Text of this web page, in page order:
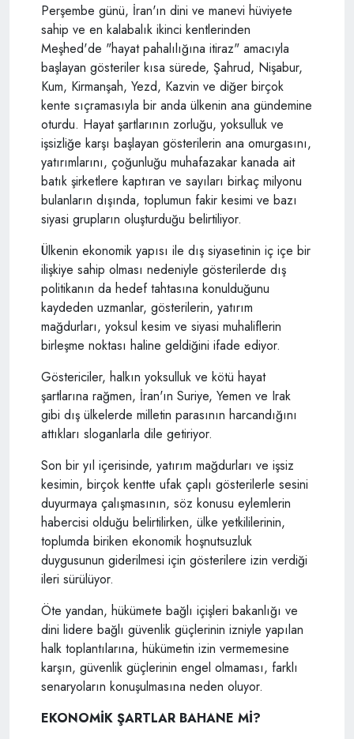
Perşembe günü, İran'ın dini ve manevi hüviyete
sahip ve en kalabalık ikinci kentlerinden
Meşhed'de "hayat pahalılığına itiraz" amacıyla
başlayan gösteriler kısa sürede, Şahrud, Nişabur,
Kum, Kirmanşah, Yezd, Kazvin ve diğer birçok
kente sıçramasıyla bir anda ülkenin ana gündemine
oturdu. Hayat şartlarının zorluğu, yoksulluk ve
işsizliğe karşı başlayan gösterilerin ana omurgasını,
yatırımlarını, çoğunluğu muhafazakar kanada ait
batık şirketlere kaptıran ve sayıları birkaç milyonu
bulanların dışında, toplumun fakir kesimi ve bazı
siyasi grupların oluşturduğu belirtiliyor.
Ülkenin ekonomik yapısı ile dış siyasetinin iç içe bir
ilişkiye sahip olması nedeniyle gösterilerde dış
politikanın da hedef tahtasına konulduğunu
kaydeden uzmanlar, gösterilerin, yatırım
mağdurları, yoksul kesim ve siyasi muhaliflerin
birleşme noktası haline geldiğini ifade ediyor.
Göstericiler, halkın yoksulluk ve kötü hayat
şartlarına rağmen, İran'ın Suriye, Yemen ve Irak
gibi dış ülkelerde milletin parasının harcandığını
attıkları sloganlarla dile getiriyor.
Son bir yıl içerisinde, yatırım mağdurları ve işsiz
kesimin, birçok kentte ufak çaplı gösterilerle sesini
duyurmaya çalışmasının, söz konusu eylemlerin
habercisi olduğu belirtilirken, ülke yetkililerinin,
toplumda biriken ekonomik hoşnutsuzluk
duygusunun giderilmesi için gösterilere izin verdiği
ileri sürülüyor.
Öte yandan, hükümete bağlı içişleri bakanlığı ve
dini lidere bağlı güvenlik güçlerinin izniyle yapılan
halk toplantılarına, hükümetin izin vermemesine
karşın, güvenlik güçlerinin engel olmaması, farklı
senaryoların konuşulmasına neden oluyor.
EKONOMİK ŞARTLAR BAHANE Mİ?